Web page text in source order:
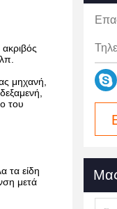
μηχανή,
του
τα είδη
μετά